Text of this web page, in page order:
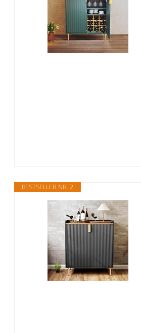
BESTSELLER NR. 2